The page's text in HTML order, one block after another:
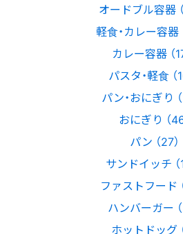
オードブル容器
軽食・カレー容器
カレー容器 （
パスタ・軽食 （
パン・おにぎり
おにぎり （46
パン （27）
サンドイッチ （
ファストフード
ハンバーガー （
ホットドッグ